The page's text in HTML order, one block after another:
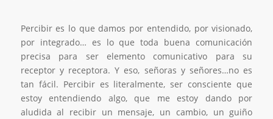
Percibir es lo que damos por entendido, por visionado,
por integrado… es lo que toda buena comunicación
precisa para ser elemento comunicativo para su
receptor y receptora. Y eso, señoras y señores…no es
tan fácil. Percibir es literalmente, ser consciente que
estoy entendiendo algo, que me estoy dando por
aludida al recibir un mensaje, un cambio, un guiño